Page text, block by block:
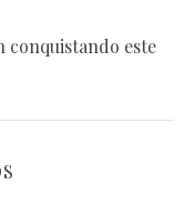
conquistando este